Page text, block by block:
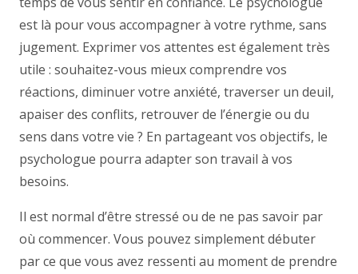
est là pour vous accompagner à votre rythme, sans
jugement. Exprimer vos attentes est également très
utile : souhaitez-vous mieux comprendre vos
réactions, diminuer votre anxiété, traverser un deuil,
apaiser des conflits, retrouver de l’énergie ou du
sens dans votre vie ? En partageant vos objectifs, le
psychologue pourra adapter son travail à vos
besoins.
Il est normal d’être stressé ou de ne pas savoir par
où commencer. Vous pouvez simplement débuter
par ce que vous avez ressenti au moment de prendre